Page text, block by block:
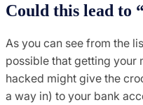
Could this lead to
As you can see from the
possible that getting your
hacked might give the
a way in) to your bank